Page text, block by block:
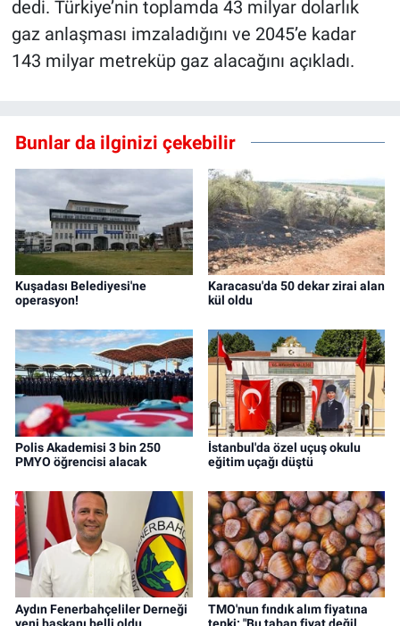
dedi. Türkiye’nin toplamda 43 milyar dolarlık
gaz anlaşması imzaladığını ve 2045’e kadar
143 milyar metreküp gaz alacağını açıkladı.
Bunlar da ilginizi çekebilir
Kuşadası Belediyesi'ne
operasyon!
Karacasu'da 50 dekar zirai alan
kül oldu
Polis Akademisi 3 bin 250
PMYO öğrencisi alacak
İstanbul'da özel uçuş okulu
eğitim uçağı düştü
Aydın Fenerbahçeliler Derneği
yeni başkanı belli oldu
TMO'nun fındık alım fiyatına
tepki: "Bu taban fiyat değil,